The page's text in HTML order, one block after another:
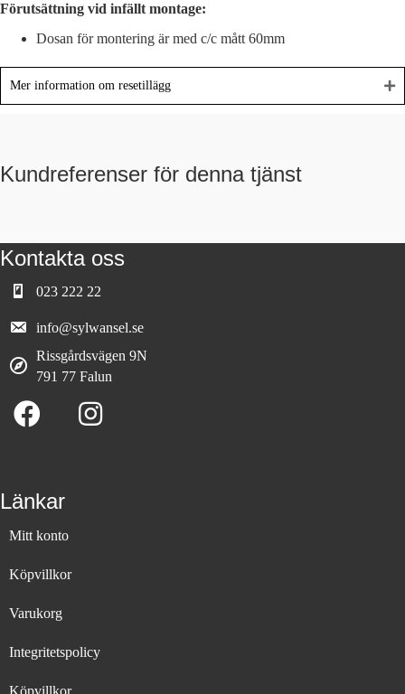
Förutsättning vid infällt montage:
Dosan för montering är med c/c mått 60mm
Mer information om resetillägg
Kundreferenser för denna tjänst
Kontakta oss
023 222 22
info@sylwansel.se
Rissgårdsvägen 9N
791 77 Falun
Länkar
Mitt konto
Köpvillkor
Varukorg
Integritetspolicy
Köpvillkor